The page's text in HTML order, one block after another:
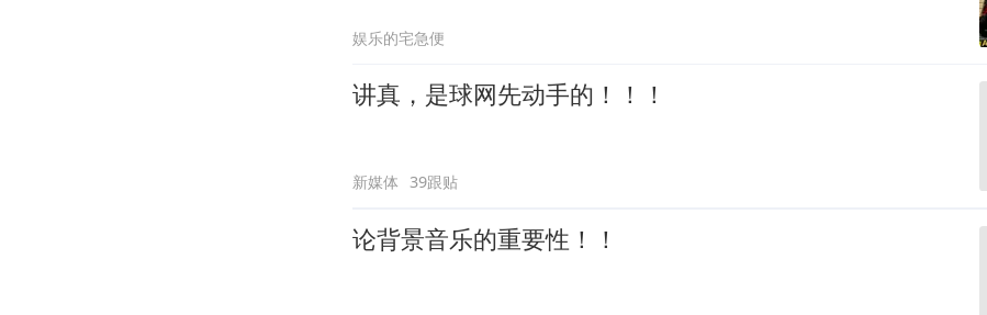
娱乐的宅急便
讲真，是球网先动手的！！！
新媒体 39跟贴
论背景音乐的重要性！！